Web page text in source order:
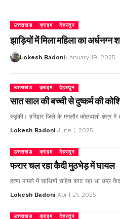
उत्तराखंड क्राइम देहरादून
झाड़ियों में मिला महिला का अर्धनग्न
Lokesh Badoni January 19, 2025
उत्तराखंड क्राइम देहरादून
सात साल की बच्ची से दुष्कर्म की
रुड़की। हरिद्वार जिले के मंगलौर कोतवाली क्षेत्र में
Lokesh Badoni June 1, 2025
उत्तराखंड क्राइम देहरादून
फरार चल रहा कैदी मुठभेड़ में घायल
हत्या मामले में साथियों सहित काट रहा था उम्र
Lokesh Badoni April 21, 2025
उत्तराखंड क्राइम देहरादून